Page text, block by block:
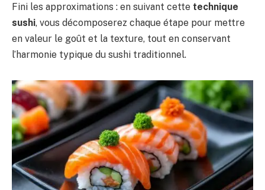
Fini les approximations : en suivant cette technique
sushi, vous décomposerez chaque étape pour mettre
en valeur le goût et la texture, tout en conservant
l’harmonie typique du sushi traditionnel.